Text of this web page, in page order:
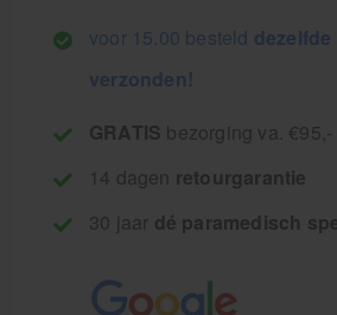
voor 15.00 besteld
verzonden!
GRATIS bezorging va.
14 dagen retourgarantie
30 jaar dé paramedisch